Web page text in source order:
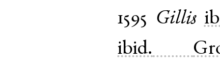
1595 Gillis
ibid.